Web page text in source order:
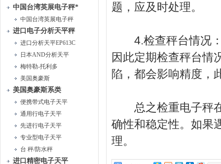
中国台湾英展电子秤*
中国台湾英展电子秤
进口电子分析天平秤
进口分析天平EP613C
日本AND分析天平
梅特勒-托利多
美国奥豪斯
美国奥豪斯系类
便携带式电子天平
通用行电子天平
先进行电子天平
专业型电子天平
台 秤/防水秤
进口精密电子天平
题，应及时处理。
4.检查秤台情况：
因此定期检查秤台情
陷，都会影响精度，
总之检重电子秤在
确性和稳定性。如果
理。